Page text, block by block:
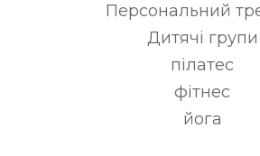
Персональний
Дитячі групи
пілатес
фітнес
йога